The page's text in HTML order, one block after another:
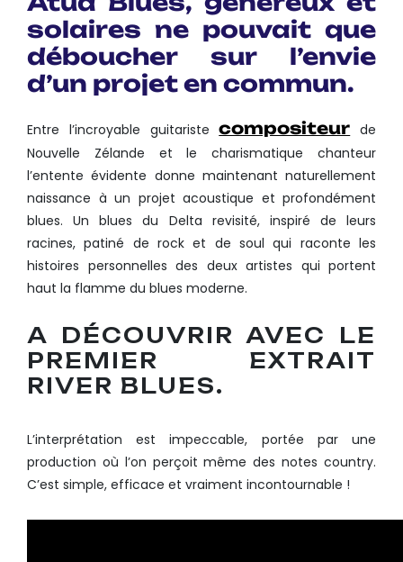
solaires ne pouvait que
déboucher sur l’envie
d’un projet en commun.
Entre l’incroyable guitaristecompositeur de
Nouvelle Zélande et le charismatique chanteur
l’entente évidente donne maintenant naturellement
naissance à un projet acoustique et profondément
blues. Un blues du Delta revisité, inspiré de leurs
racines, patiné de rock et de soul qui raconte les
histoires personnelles des deux artistes qui portent
haut la flamme du blues moderne.
A DÉCOUVRIR AVEC LE
PREMIER EXTRAIT
RIVER BLUES.
L’interprétation est impeccable, portée par une
production où l’on perçoit même des notes country.
C’est simple, efficace et vraiment incontournable !